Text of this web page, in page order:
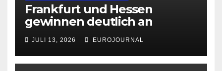
Frankfurt und Hessen
gewinnen deutlich an
Attraktivität für Startup-
Gründungen
JULI 13, 2026 EUROJOURNAL